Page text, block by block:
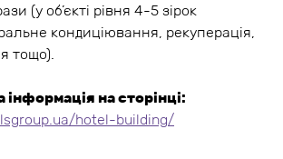
(у об’єкті рівня 4-5 зірок
кондиціювання, рекуперація,
тощо).
інформація на сторінці:
hotel-building/